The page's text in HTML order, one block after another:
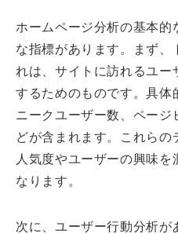
ホームページ分析の基本
な指標があります。まず、
れは、サイトに訪れるユー
するためのものです。具体
ニークユーザー数、ページ
どが含まれます。これら
人気度やユーザーの興味
なります。
次に、ユーザー行動分析